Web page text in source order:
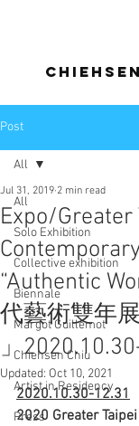
Post
All
Solo Exhibition
Collective exhibition
Biennale
Margot Guillemot
Chiehsen Chiu
Artist in Residency
Press
All
Expo/Greater
“Authentic
代藝術雙年
」
Jul 31, 2019 2 min read
Updated: Oct 10, 2021
2020.10.30-12.31
2020 Greater